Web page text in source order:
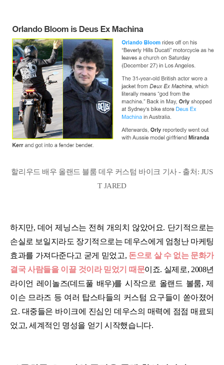
할리우드 배우 올랜드 블룸 데우 커스텀 바이크 기사 - 출처: JUS
T JARED
하지만, 데어 제닝스는 전혀 개의치 않았어요. 단기적으로는
손실로 보일지라도 장기적으로는 데우스에게 엄청난 마케팅
효과를 가져다준다고 굳게 믿었고, 돈으로 살 수 없는 문화가
결국 사람들을 이끌 것이라 믿었기 때문이죠. 실제로, 2008년
라이언 레이놀즈(데드풀 배우)를 시작으로 올랜드 볼룸, 제
이슨 므라즈 등 여러 탑스타들의 커스텀 요구들이 쏟아졌어
요. 대중들은 바이크에 진심인 데우스의 매력에 점점 매료되
었고, 세계적인 명성을 얻기 시작했습니다.